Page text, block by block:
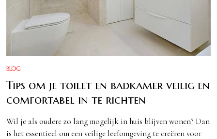
BLOG
Tips om je toilet en badkamer veilig en
comfortabel in te richten
Wil je als oudere zo lang mogelijk in huis blijven wonen? Dan
is het essentieel om een veilige leefomgeving te creëren voor